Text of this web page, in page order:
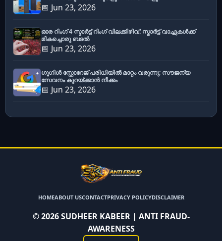
📅 Jun 23, 2026
ഓര റിംഗ് 4 സ്മാർട്ട് റിംഗ് വിലക്കിഴിവ്: സ്മാർട്ട് വാച്ചുകൾക്ക്
മികച്ചൊരു ബദൽ
📅 Jun 23, 2026
ഗൂഗിൾ സ്റ്റോറേജ് പരിധിയിൽ മാറ്റം വരുന്നു; സൗജന്യ
സേവനം കുറയ്ക്കാൻ നീക്കം
📅 Jun 23, 2026
HOMEABOUT USCONTACTPRIVACY POLICYDISCLAIMER
©2026SUDHEER KABEER | ANTI FRAUD-
AWARENESS